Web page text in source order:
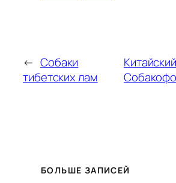
← Собаки
тибетских лам
Китайский
БОЛЬШЕ ЗАПИСЕЙ